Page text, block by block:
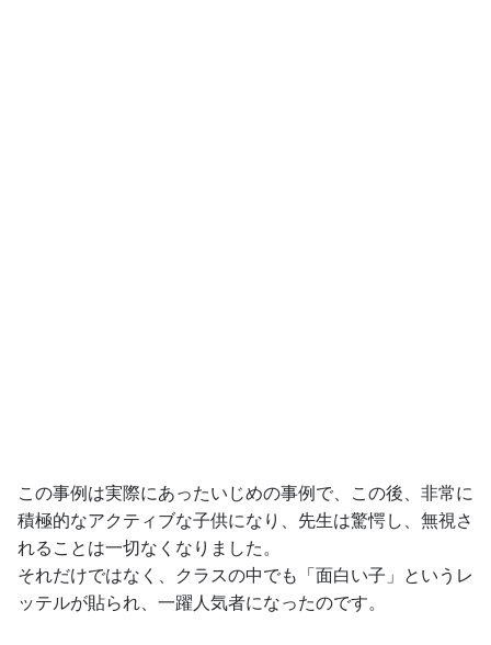
この事例は実際にあったいじめの事例で、この後、非常に
積極的なアクティブな子供になり、先生は驚愕し、無視さ
れることは一切なくなりました。
それだけではなく、クラスの中でも「面白い子」というレ
ッテルが貼られ、一躍人気者になったのです。